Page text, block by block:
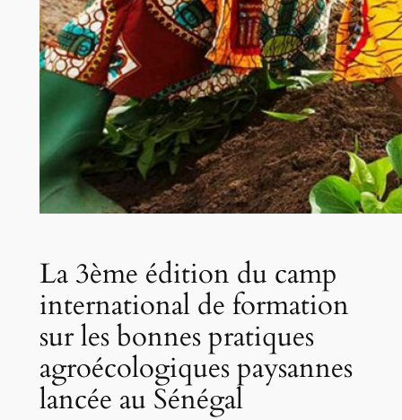
La 3ème édition du camp
international de formation
sur les bonnes pratiques
agroécologiques paysannes
lancée au Sénégal